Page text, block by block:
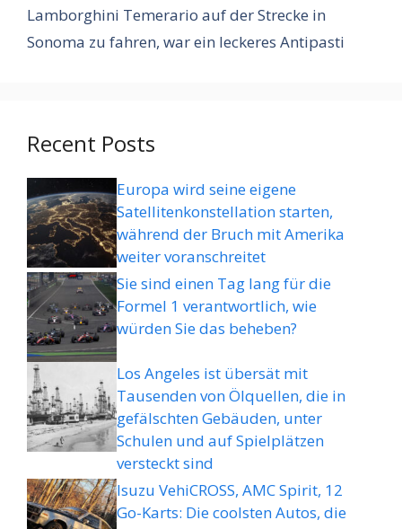
Lamborghini Temerario auf der Strecke in
Sonoma zu fahren, war ein leckeres Antipasti
Recent Posts
Europa wird seine eigene
Satellitenkonstellation starten,
während der Bruch mit Amerika
weiter voranschreitet
Sie sind einen Tag lang für die
Formel 1 verantwortlich, wie
würden Sie das beheben?
Los Angeles ist übersät mit
Tausenden von Ölquellen, die in
gefälschten Gebäuden, unter
Schulen und auf Spielplätzen
versteckt sind
Isuzu VehiCROSS, AMC Spirit, 12
Go-Karts: Die coolsten Autos, die